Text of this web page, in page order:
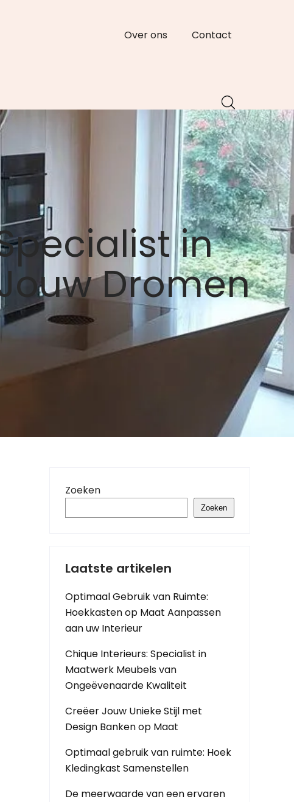
Over ons Contact
in
Dromen
Zoeken
Zoeken
Laatste artikelen
Optimaal Gebruik van Ruimte:
Hoekkasten op Maat Aanpassen
aan uw Interieur
Chique Interieurs: Specialist in
Maatwerk Meubels van
Ongeëvenaarde Kwaliteit
Creëer Jouw Unieke Stijl met
Design Banken op Maat
Optimaal gebruik van ruimte: Hoek
Kledingkast Samenstellen
De meerwaarde van een ervaren